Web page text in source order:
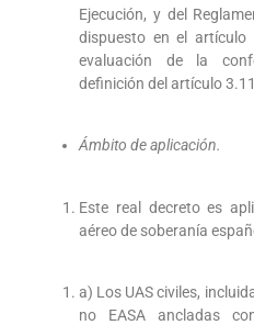
Ejecución, y del
dispuesto en el
evaluación de la
definición del artículo
Ámbito de aplicación.
Este real decreto es
aéreo de soberanía
a) Los UAS civiles,
no EASA ancladas